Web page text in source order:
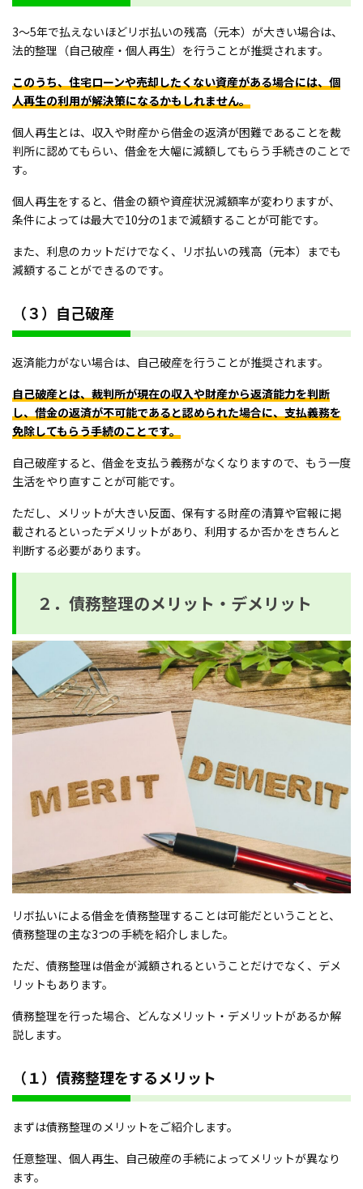
3～5年で払えないほどリボ払いの残高（元本）が大きい場合は、
法的整理（自己破産・個人再生）を行うことが推奨されます。
このうち、住宅ローンや売却したくない資産がある場合には、個
人再生の利用が解決策になるかもしれません。
個人再生とは、収入や財産から借金の返済が困難であることを裁
判所に認めてもらい、借金を大幅に減額してもらう手続きのことで
す。
個人再生をすると、借金の額や資産状況減額率が変わりますが、
条件によっては最大で10分の1まで減額することが可能です。
また、利息のカットだけでなく、リボ払いの残高（元本）までも
減額することができるのです。
（３）自己破産
返済能力がない場合は、自己破産を行うことが推奨されます。
自己破産とは、裁判所が現在の収入や財産から返済能力を判断
し、借金の返済が不可能であると認められた場合に、支払義務を
免除してもらう手続のことです。
自己破産すると、借金を支払う義務がなくなりますので、もう一度
生活をやり直すことが可能です。
ただし、メリットが大きい反面、保有する財産の清算や官報に掲
載されるといったデメリットがあり、利用するか否かをきちんと
判断する必要があります。
２．債務整理のメリット・デメリット
リボ払いによる借金を債務整理することは可能だということと、
債務整理の主な3つの手続を紹介しました。
ただ、債務整理は借金が減額されるということだけでなく、デメ
リットもあります。
債務整理を行った場合、どんなメリット・デメリットがあるか解
説します。
（１）債務整理をするメリット
まずは債務整理のメリットをご紹介します。
任意整理、個人再生、自己破産の手続によってメリットが異なり
ます。